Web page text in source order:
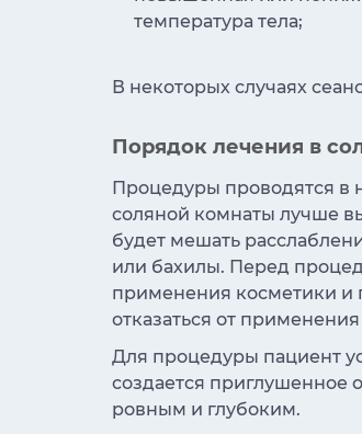
температура тела;
В некоторых случаях
Порядок лечения в
Процедуры проводятся в
соляной комнаты лучше
будет мешать
или бахилы. Перед
применения косметики и
отказаться от
Для процедуры пациент
создается
ровным и глубоким.